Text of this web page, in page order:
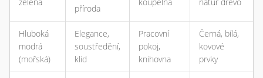
příroda
Hluboká
modrá
(mořská)
Elegance,
soustředění,
klid
Pracovní
pokoj,
knihovna
Černá, bílá,
kovové
prvky